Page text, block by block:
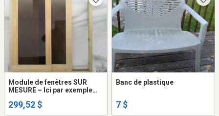
Module de fenêtres SUR
MESURE – Ici par exemple
299,52 $
Banc de plastique
7 $